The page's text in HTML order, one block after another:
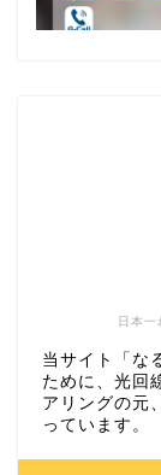
日本
当サイト「な
ために、光回
アリングの元
っています。